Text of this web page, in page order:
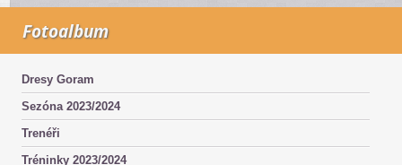
Fotoalbum
Dresy Goram
Sezóna 2023/2024
Trenéři
Tréninky 2023/2024